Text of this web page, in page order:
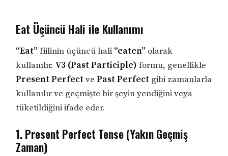
Eat Üçüncü Hali ile Kullanımı
“Eat” fiilinin üçüncü hali “eaten” olarak
kullanılır.V3 (Past Participle) formu, genellikle
Present Perfect vePast Perfect gibi zamanlarla
kullanılır ve geçmişte bir şeyin yendiğini veya
tüketildiğini ifade eder.
1. Present Perfect Tense (Yakın Geçmiş
Zaman)